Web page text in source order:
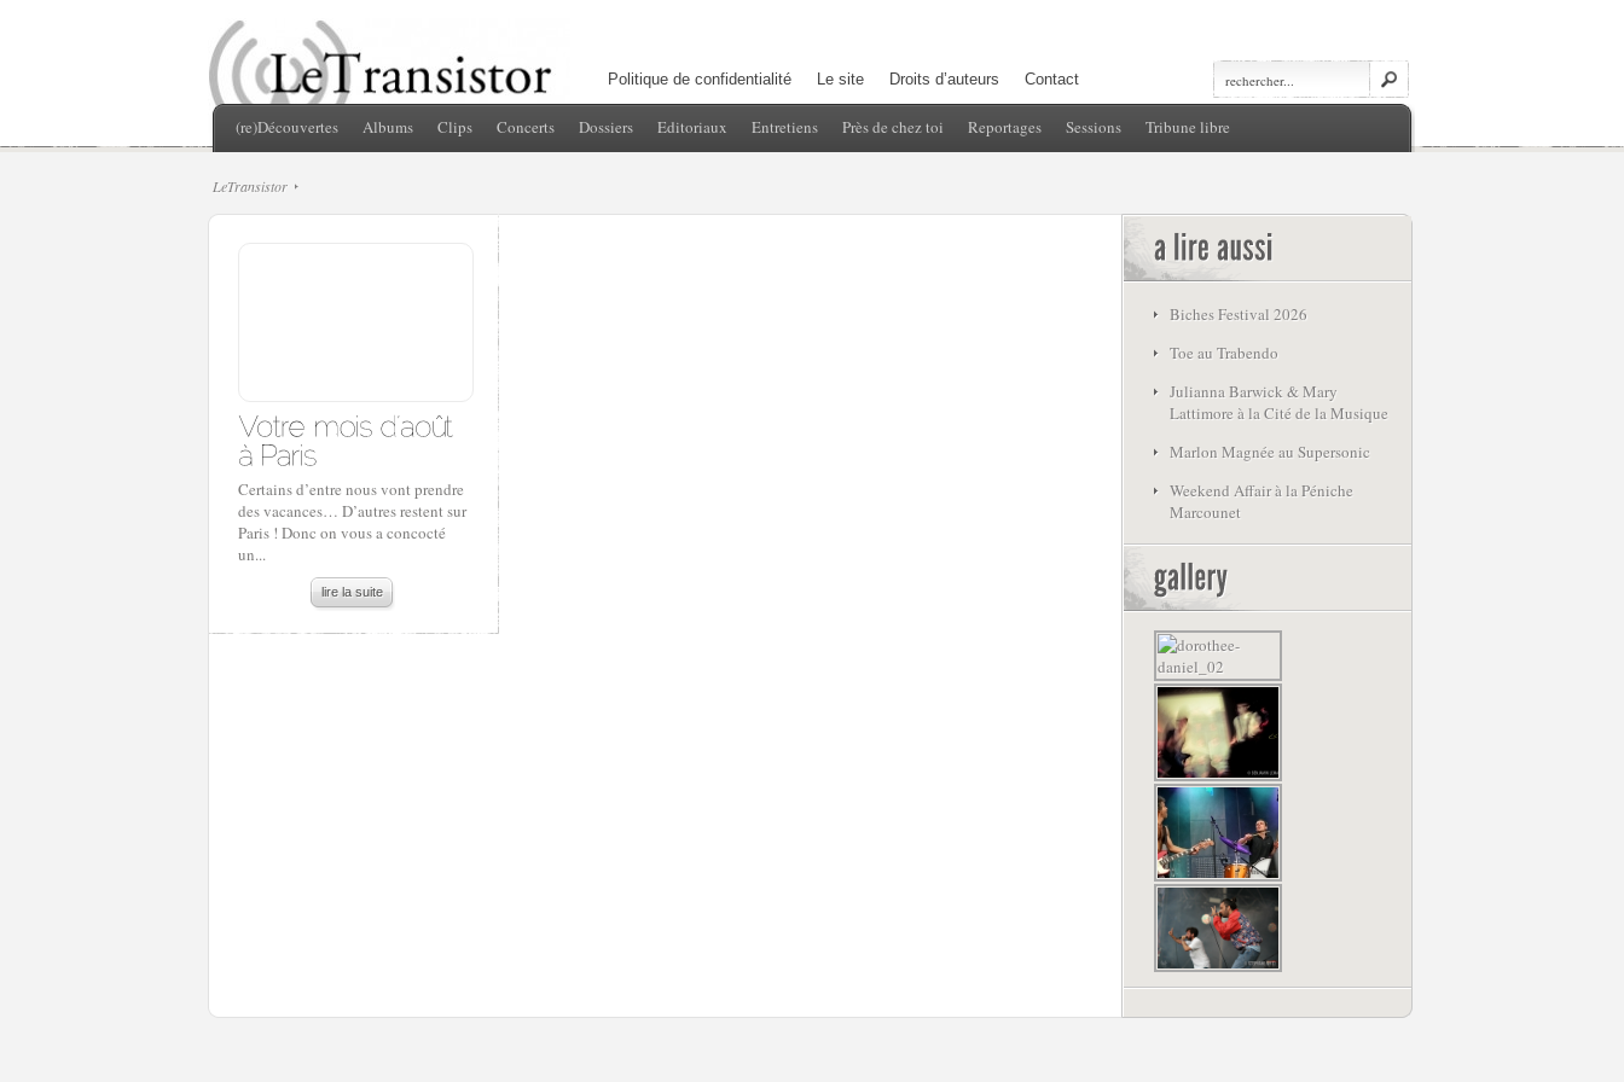
Politique de confidentialité Le site Droits d’auteurs Contact
(re)Découvertes Albums Clips Concerts Dossiers Editoriaux Entretiens Près de chez toi Reportages Sessions Tribune libre
LeTransistor
Certains d’entre nous vont prendre
des vacances… D’autres restent sur
Paris ! Donc on vous a concocté
un...
lire la suite
Biches Festival 2026
Toe au Trabendo
Julianna Barwick & Mary
Lattimore à la Cité de la Musique
Marlon Magnée au Supersonic
Weekend Affair à la Péniche
Marcounet